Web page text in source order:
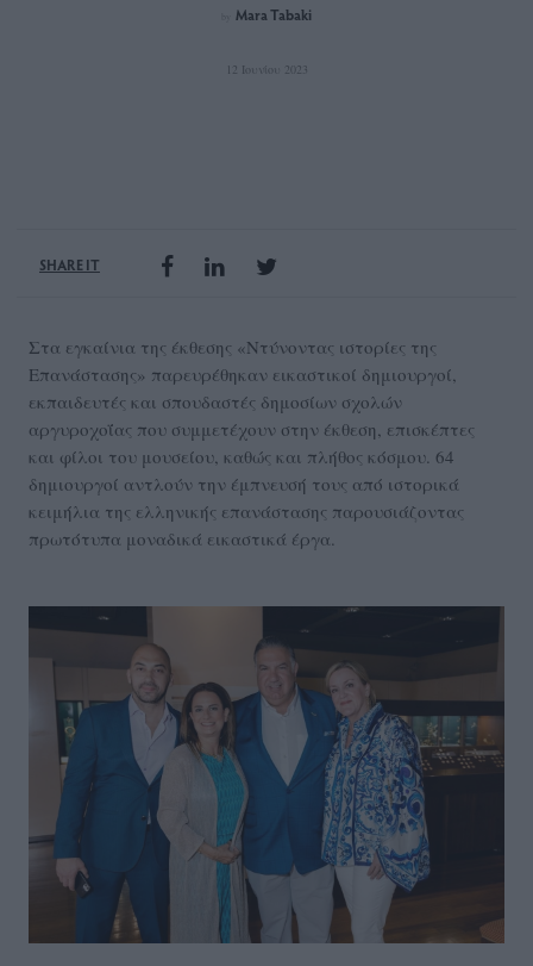
Mara Tabaki
12 Ιουνίου 2023
SHARE IT
Στα εγκαίνια της έκθεσης «Ντύνοντας ιστορίες της
Επανάστασης» παρευρέθηκαν εικαστικοί δημιουργοί,
εκπαιδευτές και σπουδαστές δημοσίων σχολών
αργυροχοΐας που συμμετέχουν στην έκθεση, επισκέπτες
και φίλοι του μουσείου, καθώς και πλήθος κόσμου. 64
δημιουργοί αντλούν την έμπνευσή τους από ιστορικά
κειμήλια της ελληνικής επανάστασης παρουσιάζοντας
πρωτότυπα μοναδικά εικαστικά έργα.